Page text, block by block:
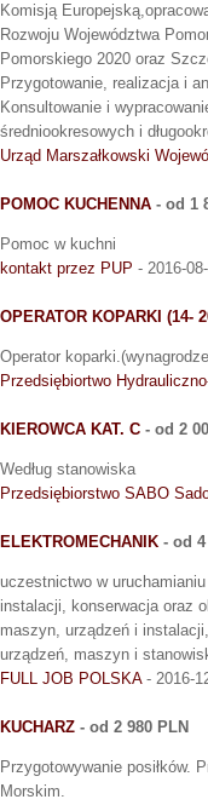
Komisją
Rozwoju Województwa
Pomorskiego 2020 oraz
Przygotowanie, realizacja i
Konsultowanie i
średniookresowych i
Urząd Marszałkowski
POMOC KUCHENNA - od 1
Pomoc w kuchni
kontakt przez PUP - 2016-
OPERATOR KOPARKI (14-
Operator
Przedsiębiortwo
KIEROWCA KAT. C - od 2
Według stanowiska
Przedsiębiorstwo SABO
ELEKTROMECHANIK - od 4
uczestnictwo w
instalacji, konserwacja oraz
maszyn, urządzeń i
urządzeń, maszyn i
FULL JOB POLSKA- 2016-
KUCHARZ - od 2 980 PLN
Przygotowywanie posiłków.
Morskim.